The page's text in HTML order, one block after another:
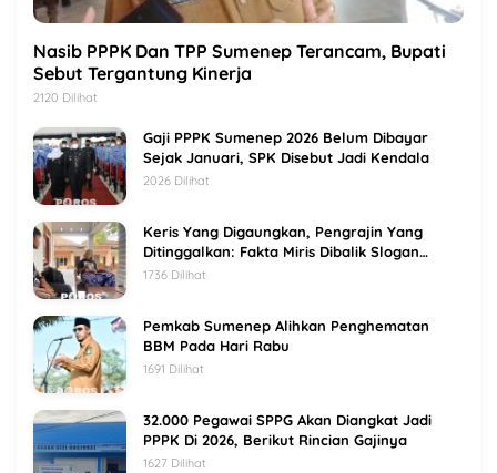
Nasib PPPK Dan TPP Sumenep Terancam, Bupati
Sebut Tergantung Kinerja
2120 Dilihat
Gaji PPPK Sumenep 2026 Belum Dibayar
Sejak Januari, SPK Disebut Jadi Kendala
2026 Dilihat
Keris Yang Digaungkan, Pengrajin Yang
Ditinggalkan: Fakta Miris Dibalik Slogan
Sumenep Kota Keris
1736 Dilihat
Pemkab Sumenep Alihkan Penghematan
BBM Pada Hari Rabu
1691 Dilihat
32.000 Pegawai SPPG Akan Diangkat Jadi
PPPK Di 2026, Berikut Rincian Gajinya
1627 Dilihat